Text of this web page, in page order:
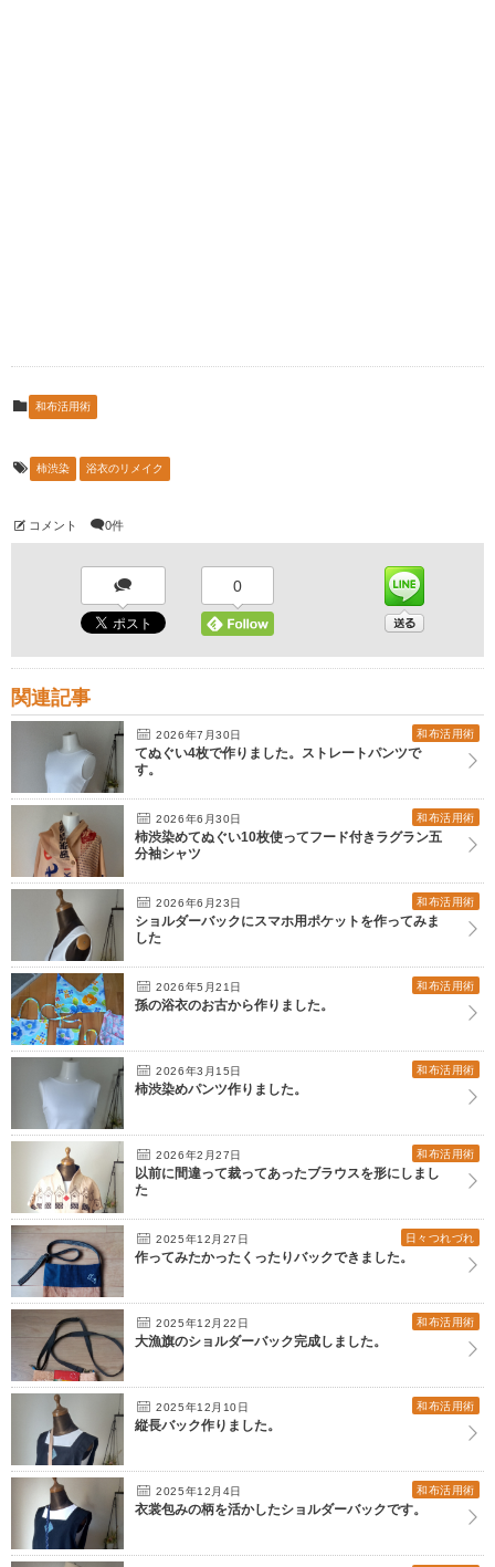
和布活用術
柿渋染 浴衣のリメイク
コメント 0件
0
関連記事
2026年7月30日 和布活用術
てぬぐい4枚で作りました。ストレートパンツで
す。
2026年6月30日 和布活用術
柿渋染めてぬぐい10枚使ってフード付きラグラン五
分袖シャツ
2026年6月23日 和布活用術
ショルダーバックにスマホ用ポケットを作ってみま
した
2026年5月21日 和布活用術
孫の浴衣のお古から作りました。
2026年3月15日 和布活用術
柿渋染めパンツ作りました。
2026年2月27日 和布活用術
以前に間違って裁ってあったブラウスを形にしまし
た
2025年12月27日 日々つれづれ
作ってみたかったくったりバックできました。
2025年12月22日 和布活用術
大漁旗のショルダーバック完成しました。
2025年12月10日 和布活用術
縦長バック作りました。
2025年12月4日 和布活用術
衣裳包みの柄を活かしたショルダーバックです。